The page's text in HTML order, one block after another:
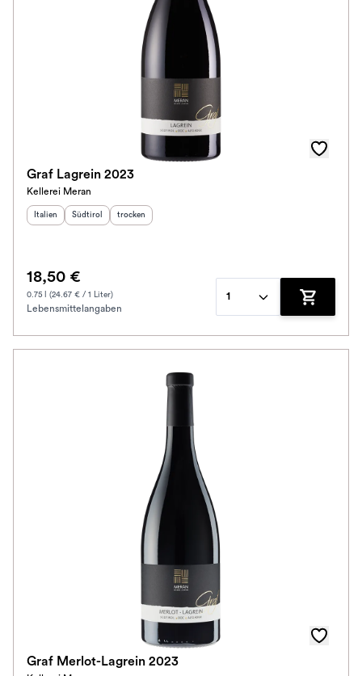
Graf Lagrein 2023
Kellerei Meran
Herkunftsland:
Italien Herkunftsregion:
Südtirol Geschmack
trocken
18,50 €
0.75 l (24.67 € / 1 Liter)
Lebensmittelangaben
1
Zum
Graf Merlot-Lagrein 2023